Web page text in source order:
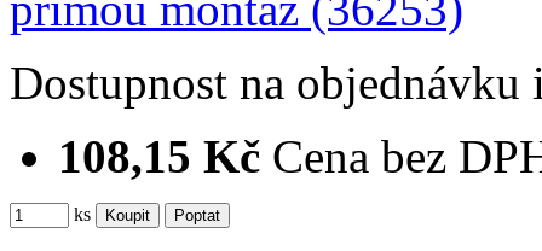
Dostupnost na objednávku
108,15 Kč Cena bez
ks